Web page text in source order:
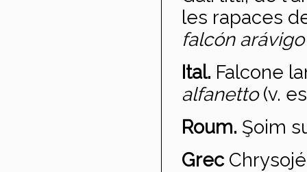
les rapaces
falcón
Ital. Falcone
alfanetto(v.
Roum. Şoim
Grec